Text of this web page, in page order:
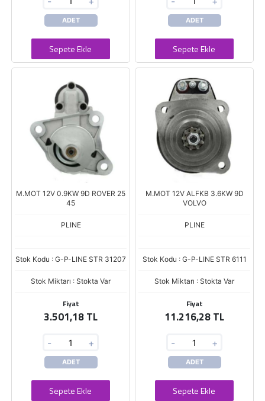
ADET
Sepete Ekle
ADET
Sepete Ekle
M.MOT 12V 0.9KW 9D ROVER 25
45
PLINE
Stok Kodu : G-P-LINE STR 31207
Stok Miktarı : Stokta Var
Fiyat
3.501,18 TL
- +
ADET
Sepete Ekle
M.MOT 12V ALFKB 3.6KW 9D
VOLVO
PLINE
Stok Kodu : G-P-LINE STR 6111
Stok Miktarı : Stokta Var
Fiyat
11.216,28 TL
- +
ADET
Sepete Ekle